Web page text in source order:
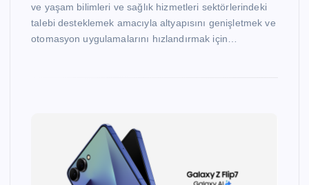
ve yaşam bilimleri ve sağlık hizmetleri sektörlerindeki
talebi desteklemek amacıyla altyapısını genişletmek ve
otomasyon uygulamalarını hızlandırmak için…